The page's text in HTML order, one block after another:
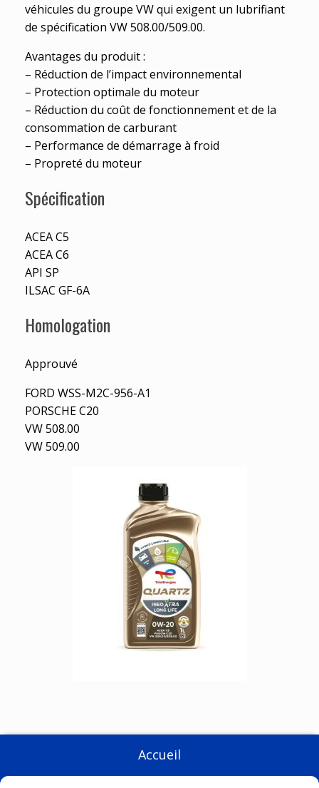
véhicules du groupe VW qui exigent un lubrifiant
de spécification VW 508.00/509.00.
Avantages du produit :
– Réduction de l’impact environnemental
– Protection optimale du moteur
– Réduction du coût de fonctionnement et de la
consommation de carburant
– Performance de démarrage à froid
– Propreté du moteur
Spécification
ACEA C5
ACEA C6
API SP
ILSAC GF-6A
Homologation
Approuvé
FORD WSS-M2C-956-A1
PORSCHE C20
VW 508.00
VW 509.00
Accueil
Entreprise